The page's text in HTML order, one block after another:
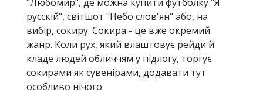
русскій", світшот "Небо слов'ян" або, на
вибір, сокиру. Сокира - це вже окремий
жанр. Коли рух, який влаштовує рейди й
кладе людей обличчям у підлогу, торгує
сокирами як сувенірами, додавати тут
особливо нічого.